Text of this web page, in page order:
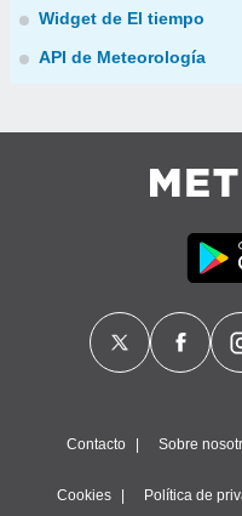
Widget de El tiempo
API de Meteorología
Contacto Sobre
Cookies Política de